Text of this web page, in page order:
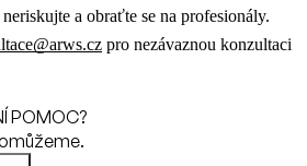
a obraťte se na profesionály.
pro nezávaznou konzultaci
POMOC?